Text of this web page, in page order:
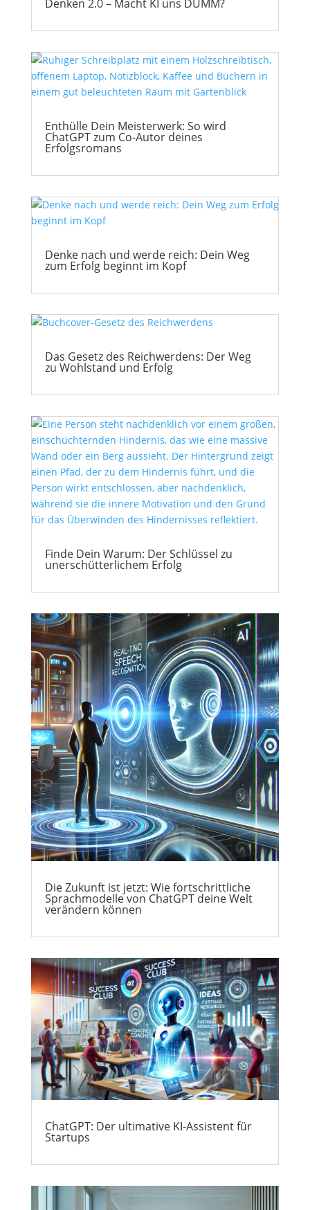
Denken 2.0 – Macht KI uns DUMM?
Enthülle Dein Meisterwerk: So wird
ChatGPT zum Co-Autor deines
Erfolgsromans
Denke nach und werde reich: Dein Weg
zum Erfolg beginnt im Kopf
Das Gesetz des Reichwerdens: Der Weg
zu Wohlstand und Erfolg
Finde Dein Warum: Der Schlüssel zu
unerschütterlichem Erfolg
Die Zukunft ist jetzt: Wie fortschrittliche
Sprachmodelle von ChatGPT deine Welt
verändern können
ChatGPT: Der ultimative KI-Assistent für
Startups